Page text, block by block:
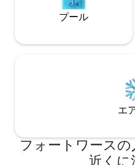
プール
エ
フォートワース
近くに